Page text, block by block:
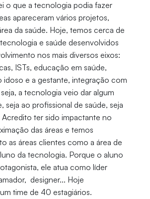
o que a tecnologia podia fazer
apareceram vários projetos,
da saúde. Hoje, temos cerca de
e saúde desenvolvidos
nos mais diversos eixos:
ISTs, educação em saúde,
e a gestante, integração com
a tecnologia veio dar algum
seja ao profissional de saúde, seja
Acredito ter sido impactante no
das áreas e temos
as áreas clientes como a área de
da tecnologia. Porque o aluno
ele atua como líder
designer... Hoje
time de 40 estagiários.